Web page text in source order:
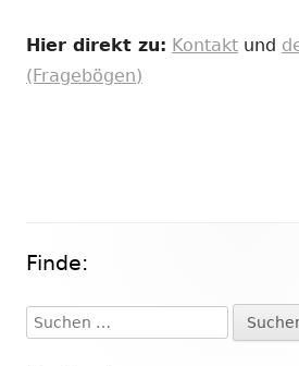
Hier direkt zu: Kontakt und
(Fragebögen)
Haupt-
Seitenleiste
Finde:
Suchen
nach: